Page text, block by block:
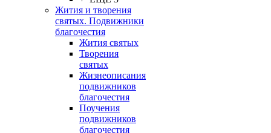
Жития и творения
святых. Подвижники
благочестия
Жития святых
Творения
святых
Жизнеописания
подвижников
благочестия
Поучения
подвижников
благочестия